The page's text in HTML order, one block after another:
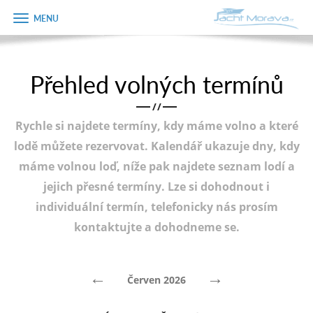
Úvodní strana
Plán plavby
Tipy na výlet
Fotogalerie
Zobrazit
menu
Přehled volných termínů
/ /
Rychle si najdete termíny, kdy máme volno a které
lodě můžete rezervovat. Kalendář ukazuje dny, kdy
máme volnou loď, níže pak najdete seznam lodí a
jejich přesné termíny. Lze si dohodnout i
individuální termín, telefonicky nás prosím
kontaktujte a dohodneme se.
← Červen 2026 →
Objednávka
dárkového
Jméno
Telefon
E-mail